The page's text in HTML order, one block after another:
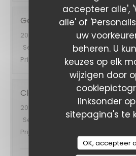
accepteer alle',
alle' of
uw
beheren. U
keuzes op elk
wijzigen door
linksonder
sitepagina's te
OK, accepteer
Georg
2026-08-03
- 19:30 - Gasten 3
Service
Atmosfeer:4 /5
Prijs
Clémentine
2026-08-05
- 12:00 - Gasten 2
Service
Atmosfeer: 5/5
Prijs